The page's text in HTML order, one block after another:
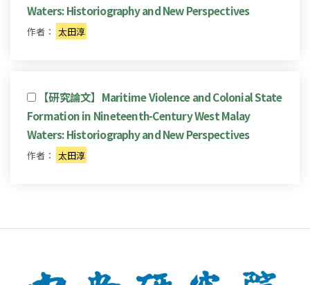
Waters: Historiography and New Perspectives
作者： 太田淳
【研究論文】Maritime Violence and Colonial State
Formation in Nineteenth-Century West Malay
Waters: Historiography and New Perspectives
作者： 太田淳